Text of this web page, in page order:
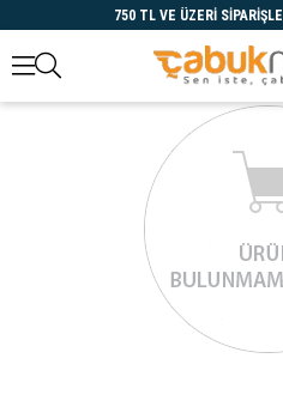
750 TL VE ÜZERİ